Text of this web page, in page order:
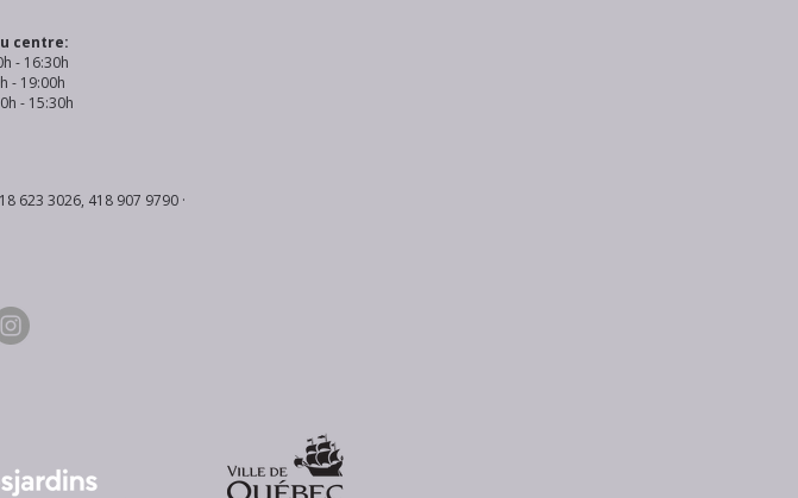
centre:
- 16:30h
- 19:00h
- 15:30h
623 3026, 418 907 9790 ·